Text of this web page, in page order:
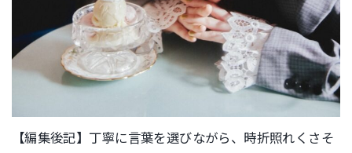
【編集後記】 丁寧に言葉を選びながら、時折照れくさそ